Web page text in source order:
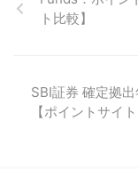
ト比較】
SBI証券 確定拠
【ポイントサイト